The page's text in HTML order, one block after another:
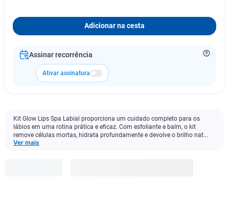
Adicionar na cesta
Assinar recorrência
Ativar assinatura
Kit Glow Lips Spa Labial proporciona um cuidado completo para os
lábios em uma rotina prática e eficaz. Com esfoliante e balm, o kit
remove células mortas, hidrata profundamente e devolve o brilho nat...
Ver mais